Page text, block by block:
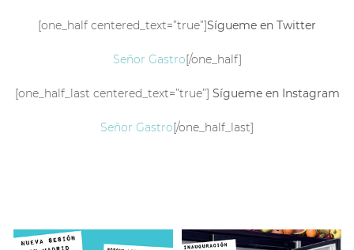
[one_half centered_text=”true”]Sígueme en Twitter
Señor Gastro[/one_half]
[one_half_last centered_text=”true”] Sígueme en Instagram
Señor Gastro[/one_half_last]